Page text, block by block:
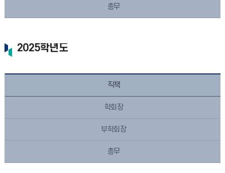
총무
2025학년도
직책
학회장
부학회장
총무